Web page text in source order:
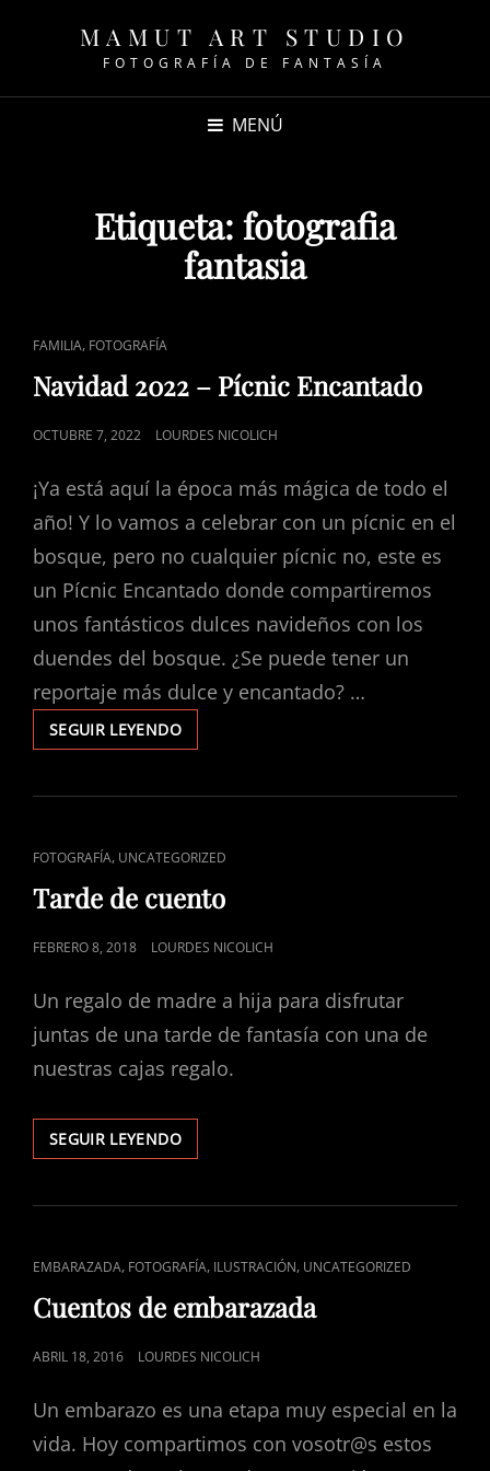
MAMUT ART STUDIO
FOTOGRAFÍA DE FANTASÍA
MENÚ
Etiqueta: fotografia
fantasia
ENLACES
DE
CATEGORÍAS
FAMILIA, FOTOGRAFÍA
Navidad 2022 – Pícnic Encantado
PUBLICADO
OCTUBRE 7, 2022 LOURDES NICOLICH
¡Ya está aquí la época más mágica de todo el
año! Y lo vamos a celebrar con un pícnic en el
bosque, pero no cualquier pícnic no, este es
un Pícnic Encantado donde compartiremos
unos fantásticos dulces navideños con los
duendes del bosque. ¿Se puede tener un
reportaje más dulce y encantado? …
SEGUIR LEYENDONAVIDAD
2022
PÍCNIC
ENLACES
DE
CATEGORÍAS
FOTOGRAFÍA, UNCATEGORIZED
Tarde de cuento
PUBLICADO
FEBRERO 8, 2018 LOURDES NICOLICH
Un regalo de madre a hija para disfrutar
juntas de una tarde de fantasía con una de
nuestras cajas regalo.
SEGUIR LEYENDOTARDE
DE
ENLACES
DE
CATEGORÍAS
EMBARAZADA, FOTOGRAFÍA, ILUSTRACIÓN, UNCATEGORIZED
Cuentos de embarazada
PUBLICADO
ABRIL 18, 2016 LOURDES NICOLICH
Un embarazo es una etapa muy especial en la
vida. Hoy compartimos con vosotr@s estos